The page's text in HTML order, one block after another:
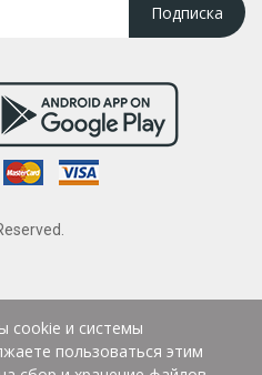
Подписка
cookie и системы
пользоваться этим